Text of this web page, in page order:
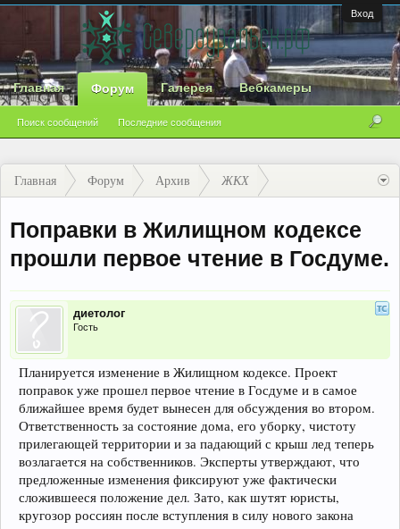
Вход
Главная Форум
Поиск сообщений Последние сообщения
Галерея Вебкамеры
Главная Форум Архив ЖКХ
Поправки в Жилищном кодексе
прошли первое чтение в Госдуме.
диетолог
Гость
Планируется изменение в Жилищном кодексе. Проект
поправок уже прошел первое чтение в Госдуме и в самое
ближайшее время будет вынесен для обсуждения во втором.
Ответственность за состояние дома, его уборку, чистоту
прилегающей территории и за падающий с крыш лед теперь
возлагается на собственников. Эксперты утверждают, что
предложенные изменения фиксируют уже фактически
сложившееся положение дел. Зато, как шутят юристы,
кругозор россиян после вступления в силу нового закона